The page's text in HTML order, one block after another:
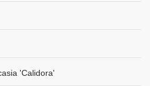
'Calidora'